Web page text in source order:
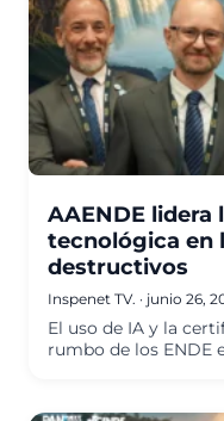
AAENDE lidera
tecnológica en
destructivos
Inspenet TV. · junio 26,
El uso de IA y la
rumbo de los ENDE